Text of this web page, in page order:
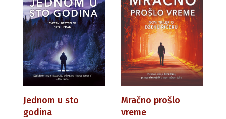
Jednom u sto
godina
Mračno prošlo
vreme